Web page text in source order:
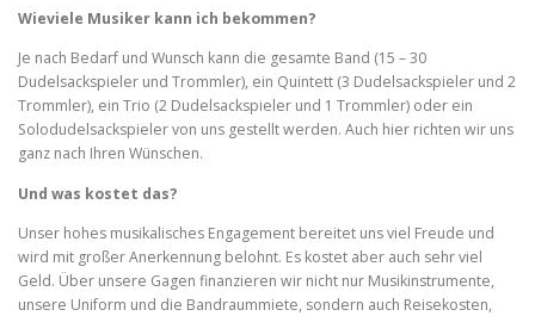
Wieviele Musiker kann ich bekommen?
Je nach Bedarf und Wunsch kann die gesamte Band (15 – 30
Dudelsackspieler und Trommler), ein Quintett (3 Dudelsackspieler und 2
Trommler), ein Trio (2 Dudelsackspieler und 1 Trommler) oder ein
Solodudelsackspieler von uns gestellt werden. Auch hier richten wir uns
ganz nach Ihren Wünschen.
Und was kostet das?
Unser hohes musikalisches Engagement bereitet uns viel Freude und
wird mit großer Anerkennung belohnt. Es kostet aber auch sehr viel
Geld. Über unsere Gagen finanzieren wir nicht nur Musikinstrumente,
unsere Uniform und die Bandraummiete, sondern auch Reisekosten,